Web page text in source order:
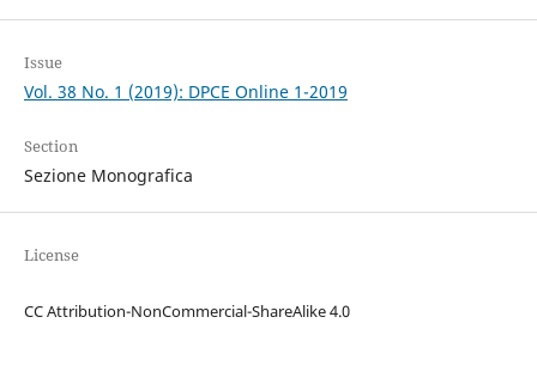
Issue
Vol. 38 No. 1 (2019): DPCE Online 1-2019
Section
Sezione Monografica
License
CC Attribution-NonCommercial-ShareAlike 4.0